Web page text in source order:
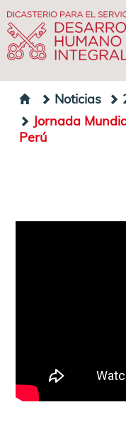
Noticias
Jornada
Perú